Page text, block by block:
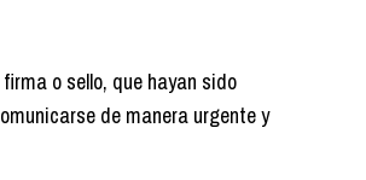
o sello, que hayan sido
de manera urgente y